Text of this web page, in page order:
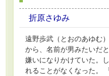
折原さゆみ
遠野歩武（とおのあゆむ
から、名前が男みたいだ
嫌いになりかけていた。
れることがなくなった。